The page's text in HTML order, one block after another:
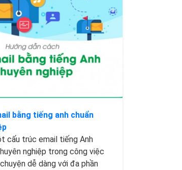
bằng tiếng anh chuẩn
cấu trúc email tiếng Anh
nghiệp trong công việc
dễ dàng với đa phần